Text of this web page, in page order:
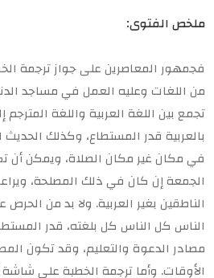
ملخص الفتوى:
فجمهور المعاصرين على جواز ترجمة
من اللغات وعليه العمل في مساجد
تجمع بين اللغة العربية واللغة المترجم
بالعربية قدر المستطاع، وكذلك الحديث
في مكان غير مكان الصلاة، ويمكن أن
الجمعة إن كان في ذلك المصلحة،
الناطقين بغير العربية. ولا بد من
الناس كل الناس كل بلغته، قدر
مصادر الدعوة والتعليم، وقد تكون
الأوقات. وأما ترجمة الخطبة على شاشة